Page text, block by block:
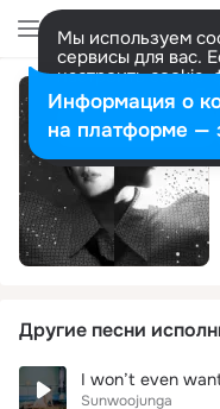
Мы используем
сервисы для вас.
настроить
представитель.
Разрешить все
Другие песни
I won’t even
Sunwoojunga
Информация о
на платформе —